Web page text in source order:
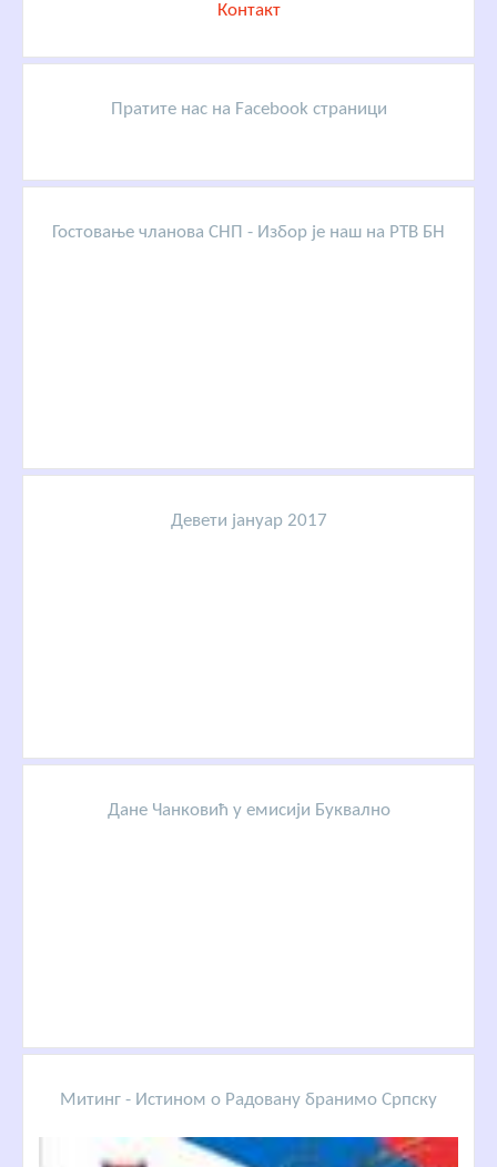
Контакт
Пратите нас на Facebook страници
Гостовање чланова СНП - Избор је наш на РТВ БН
Девети јануар 2017
Дане Чанковић у емисији Буквално
Митинг - Истином о Радовану бранимо Српску